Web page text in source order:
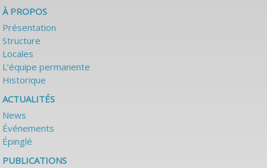
À PROPOS
Présentation
Structure
Locales
L’équipe permanente
Historique
ACTUALITÉS
News
Événements
Épinglé
PUBLICATIONS